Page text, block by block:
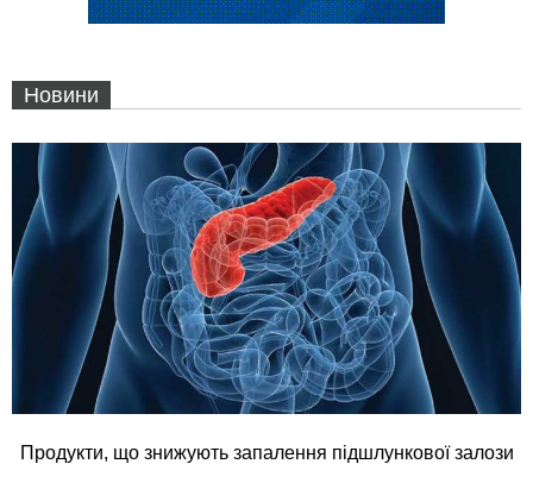
Новини
Продукти, що знижують запалення підшлункової залози